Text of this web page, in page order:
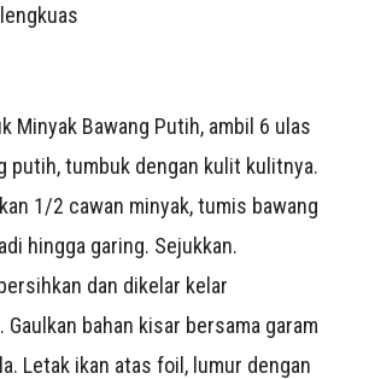
Minyak Bawang Putih, ambil 6 ulas
putih, tumbuk dengan kulit kulitnya.
1/2 cawan minyak, tumis bawang
hingga garing. Sejukkan.
dan dikelar kelar
Gaulkan bahan kisar bersama garam
Letak ikan atas foil, lumur dengan